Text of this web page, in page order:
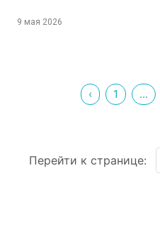
9 мая 2026
‹ 1 ...
Перейти к странице: